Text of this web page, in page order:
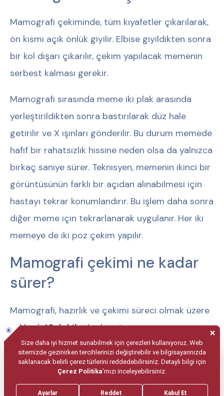
Mamografi çekiminde, tüm kıyafetler çıkarılarak,
ön kısmı açık önlük giyilir. Elbise giyildikten sonra
bir kol dışarı çıkarılır, çekim yapılacak memenin
serbest kalması gerekir.
Mamografi sırasında meme iki plak arasında
yerleştirildikten sonra bastırılarak düz hale
getirilir ve X ışınları gönderilir. Bu durum memede
hafif bir rahatsızlık hissine neden olsa da yalnızca
birkaç saniye sürer. Teknisyen, memenin ikinci bir
görüntüsünün farklı bir açıdan alınabilmesi için
hastayı tekrar konumlandırır. Bu işlem daha sonra
diğer meme için tekrarlanarak uygulanır. Her iki
memeye de iki poz çekim yapılır.
Mamografi çekimi ne kadar
sürer?
Mamografi, hazırlık ve çekimi süreci olmak üzere
yaklaşık15 dakikakadar sürer.
Mamografi sırasında acı
hissedilir mi?